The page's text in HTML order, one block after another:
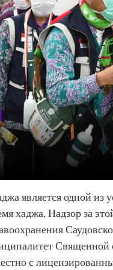
является одной из
хаджа. Надзор за
Священной
с